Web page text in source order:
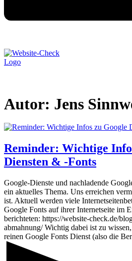
Autor: Jens
Reminder: Wichtige
Diensten & -Fonts
Google-Dienste und nachladende
ein aktuelles Thema. Uns erreichen
ist. Aktuell werden viele
Google Fonts auf ihrer Internetseite im
berichteten: https://website-check.de/
abmahnung/ Wichtig dabei ist zu
reinen Google Fonts Dienst (also die